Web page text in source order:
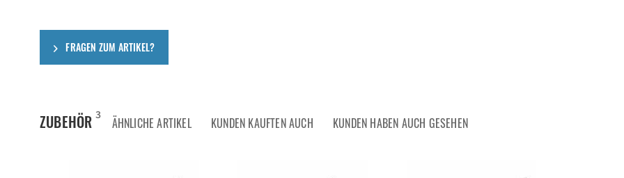
FRAGEN ZUM ARTIKEL?
ZUBEHÖR 3
ÄHNLICHE ARTIKEL KUNDEN KAUFTEN AUCH KUNDEN HABEN AUCH GESEHEN